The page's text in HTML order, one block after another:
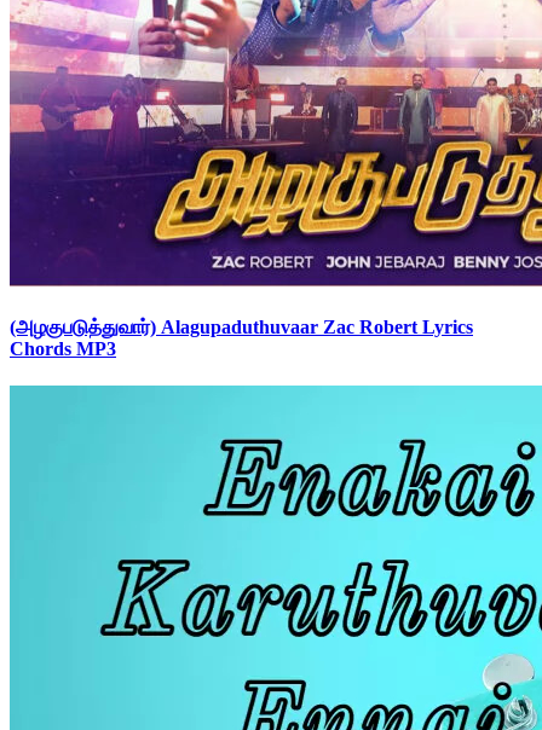
(அழகுபடுத்துவார்) Alagupaduthuvaar Zac Robert Lyrics
Chords MP3